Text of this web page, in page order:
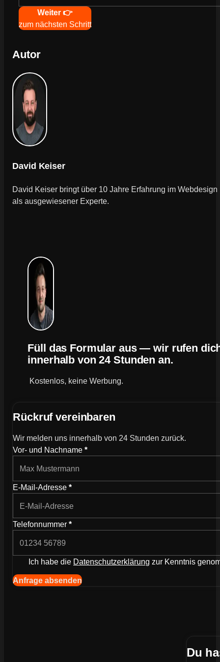
Weiter 👉
zum nächsten Schritt
Autor
David Keiser
David Keiser bringt über 10 Jahre Erfahrung im
als ausgewiesener Experte.
Rückruf vereinbaren
Wir melden uns innerhalb von 24 Stunden zurück.
Vor- und Nachname *
E-Mail-Adresse *
Telefonnummer *
Ich habe die Datenschutzerklärung zur Kenntnis
Anfrage absenden
Füll das Formular aus — wir rufen
innerhalb von 24 Stunden an.
Kostenlos, keine Werbung.
Du